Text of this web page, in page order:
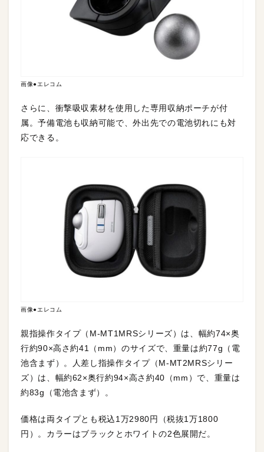
画像●エレコム
さらに、衝撃吸収素材を使用した専用収納ポーチが付
属。予備電池も収納可能で、外出先での電池切れにも対
応できる。
画像●エレコム
親指操作タイプ（M-MT1MRSシリーズ）は、幅約74×奥
行約90×高さ約41（mm）のサイズで、重量は約77g（電
池含まず）。人差し指操作タイプ（M-MT2MRSシリー
ズ）は、幅約62×奥行約94×高さ約40（mm）で、重量は
約83g（電池含まず）。
価格は両タイプとも税込1万2980円（税抜1万1800
円）。カラーはブラックとホワイトの2色展開だ。